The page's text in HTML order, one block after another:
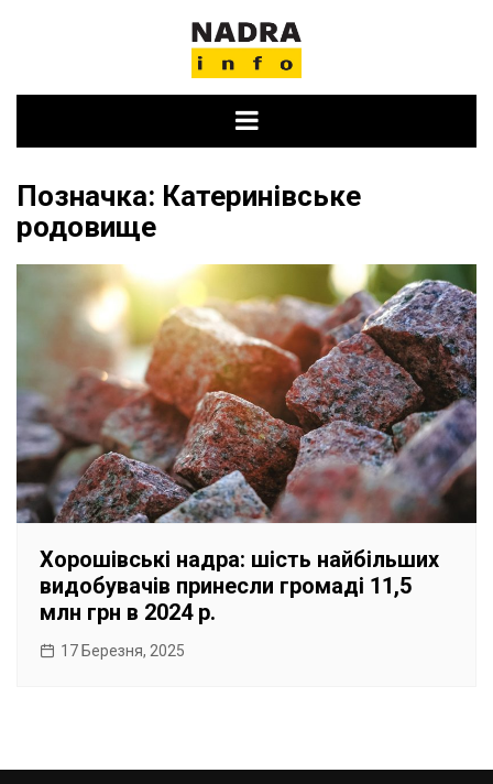
Позначка: Катеринівське
родовище
Хорошівські надра: шість найбільших
видобувачів принесли громаді 11,5
млн грн в 2024 р.
17 Березня, 2025